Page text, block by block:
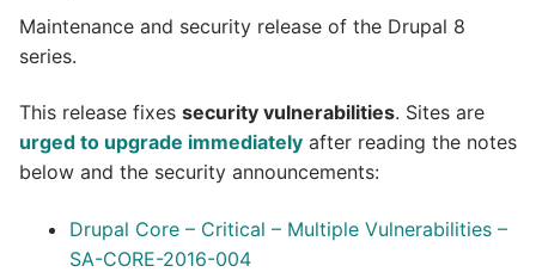
Maintenance and security release of the Drupal 8
series.
This release fixes security vulnerabilities. Sites are
urged to upgrade immediately after reading the notes
below and the security announcements:
Drupal Core – Critical – Multiple Vulnerabilities –
SA-CORE-2016-004